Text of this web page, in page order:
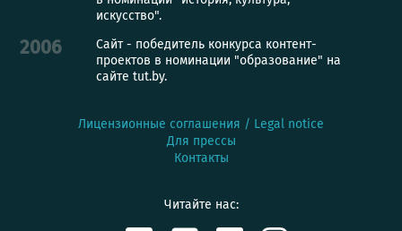
искусство".
2006
Сайт - победитель конкурса контент-
проектов в номинации "образование" на
сайте tut.by.
Лицензионные соглашения / Legal notice
Для прессы
Контакты
Читайте нас: